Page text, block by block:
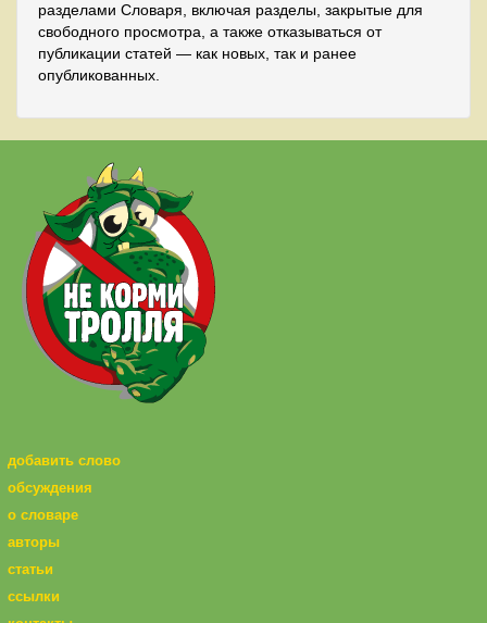
разделами Словаря, включая разделы, закрытые для
свободного просмотра, а также отказываться от
публикации статей — как новых, так и ранее
опубликованных.
добавить слово
обсуждения
о словаре
авторы
статьи
ссылки